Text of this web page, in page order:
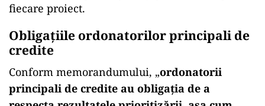
fiecare proiect.
Obligațiile ordonatorilor principali de
credite
Conform memorandumului, „ordonatorii
principali de credite au obligația de a